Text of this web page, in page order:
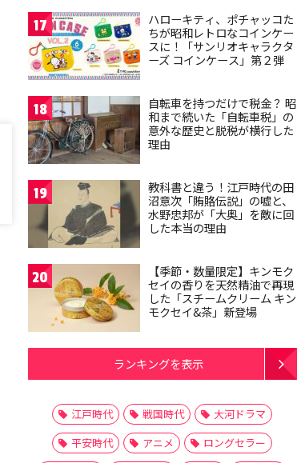
17
ハローキティ、ポチャッコた
ちが昭和レトロなコインケー
スに！「サンリオキャラクタ
ーズ コインケース」第２弾
18
自転車を持つだけで税金？ 昭
和まで続いた「自転車税」の
意外な歴史と脱税が横行した
理由
19
教科書と違う！江戸時代の田
沼意次「賄賂伝説」の嘘と、
水野忠邦が「大奥」を敵に回
した本当の理由
20
【季節・数量限定】キンモク
セイの香りを天然精油で再現
した「スチームクリーム キン
モクセイ&茶」新登場
ランキングを表示
江戸時代 戦国時代
大河ドラマ
平安時代
アニメ
ロングセラー